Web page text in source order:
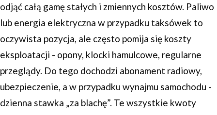
odjąć całą gamę stałych i zmiennych kosztów. Paliwo
lub energia elektryczna w przypadku taksówek to
oczywista pozycja, ale często pomija się koszty
eksploatacji - opony, klocki hamulcowe, regularne
przeglądy. Do tego dochodzi abonament radiowy,
ubezpieczenie, a w przypadku wynajmu samochodu -
dzienna stawka „za blachę”. Te wszystkie kwoty